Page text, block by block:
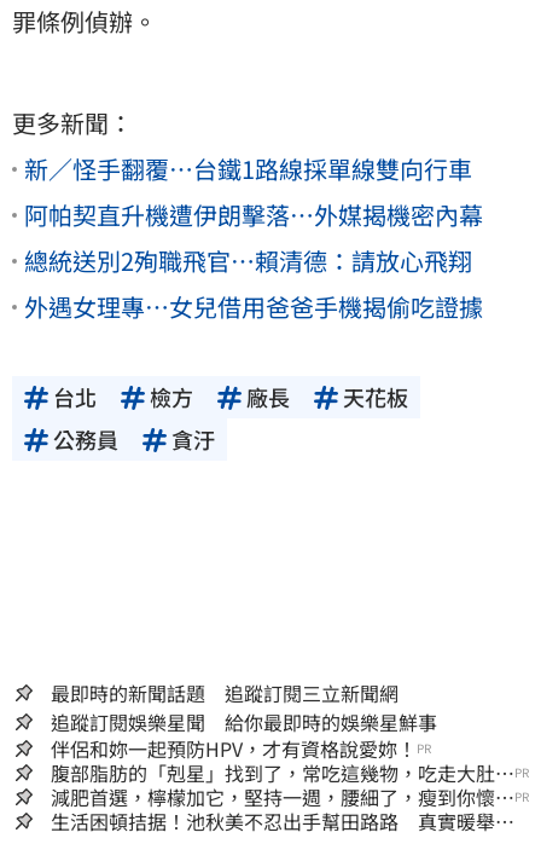
罪條例偵辦。
更多新聞：
新／怪手翻覆…台鐵1路線採單線雙向行車
阿帕契直升機遭伊朗擊落…外媒揭機密內幕
總統送別2殉職飛官…賴清德：請放心飛翔
外遇女理專…女兒借用爸爸手機揭偷吃證據
台北 檢方 廠長
天花板
公務員
貪汙
最即時的新聞話題 追蹤訂閱三立新聞網
追蹤訂閱娛樂星聞 給你最即時的娛樂星鮮事
伴侶和妳一起預防HPV，才有資格說愛妳！ PR
腹部脂肪的「剋星」找到了，常吃這幾物，吃走大肚
囊，瘦出小蠻腰
PR
減肥首選，檸檬加它，堅持一週，腰細了，瘦到你懷疑
人生
PR
生活困頓拮据！池秋美不忍出手幫田路路 真實暖舉曝